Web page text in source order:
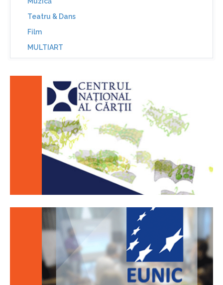
Teatru & Dans
Film
MULTIART